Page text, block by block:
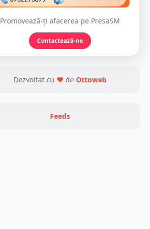
Promovează-ți afacerea pe PresaSM
Contactează-ne
Dezvoltat cu ❤ de Ottoweb
Feeds